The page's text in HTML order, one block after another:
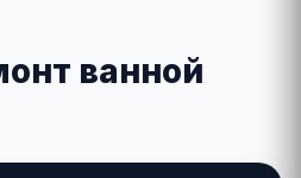
ванной